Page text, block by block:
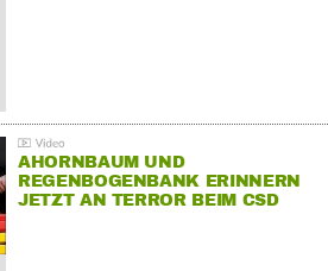
AHORNBAUM UND
REGENBOGENBANK ERINNERN
JETZT AN TERROR BEIM CSD